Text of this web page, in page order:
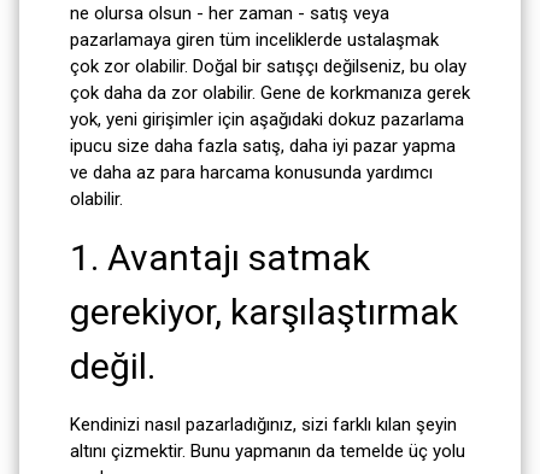
ne olursa olsun - her zaman - satış veya
pazarlamaya giren tüm inceliklerde ustalaşmak
çok zor olabilir. Doğal bir satışçı değilseniz, bu olay
çok daha da zor olabilir. Gene de korkmanıza gerek
yok, yeni girişimler için aşağıdaki dokuz pazarlama
ipucu size daha fazla satış, daha iyi pazar yapma
ve daha az para harcama konusunda yardımcı
olabilir.
1. Avantajı satmak
gerekiyor, karşılaştırmak
değil.
Kendinizi nasıl pazarladığınız, sizi farklı kılan şeyin
altını çizmektir. Bunu yapmanın da temelde üç yolu